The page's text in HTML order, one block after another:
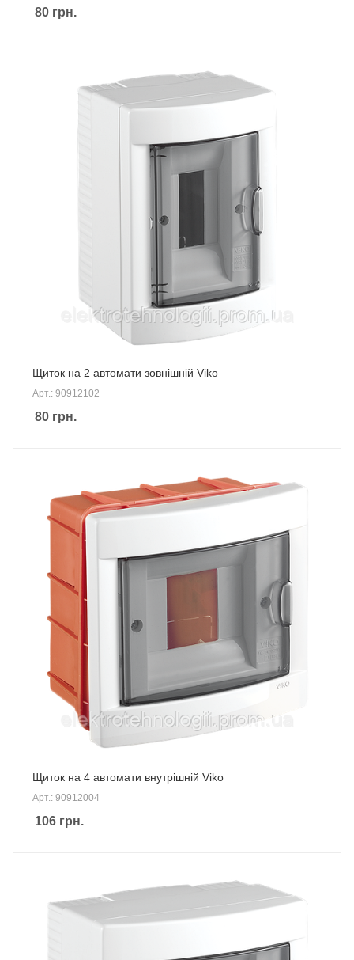
80 грн.
Щиток на 2 автомати зовнішній Viko
Арт.: 90912102
80 грн.
Щиток на 4 автомати внутрішній Viko
Арт.: 90912004
106 грн.